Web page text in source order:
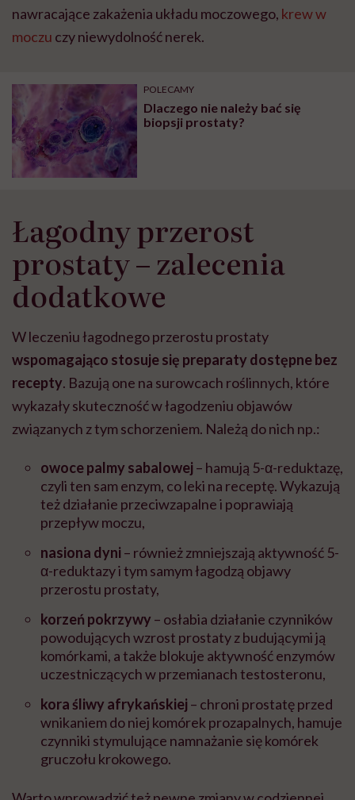
nawracające zakażenia układu moczowego, krew w
moczu czy niewydolność nerek.
POLECAMY
Dlaczego nie należy bać się
biopsji prostaty?
Łagodny przerost
prostaty – zalecenia
dodatkowe
W leczeniu łagodnego przerostu prostaty
wspomagająco stosuje się preparaty dostępne bez
recepty. Bazują one na surowcach roślinnych, które
wykazały skuteczność w łagodzeniu objawów
związanych z tym schorzeniem. Należą do nich np.:
owoce palmy sabalowej – hamują 5-α-reduktazę,
czyli ten sam enzym, co leki na receptę. Wykazują
też działanie przeciwzapalne i poprawiają
przepływ moczu,
nasiona dyni – również zmniejszają aktywność 5-
α-reduktazy i tym samym łagodzą objawy
przerostu prostaty,
korzeń pokrzywy – osłabia działanie czynników
powodujących wzrost prostaty z budującymi ją
komórkami, a także blokuje aktywność enzymów
uczestniczących w przemianach testosteronu,
kora śliwy afrykańskiej – chroni prostatę przed
wnikaniem do niej komórek prozapalnych, hamuje
czynniki stymulujące namnażanie się komórek
gruczołu krokowego.